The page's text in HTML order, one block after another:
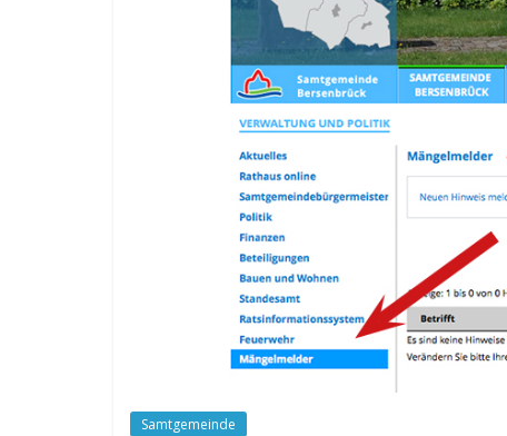
Samtgemeinde